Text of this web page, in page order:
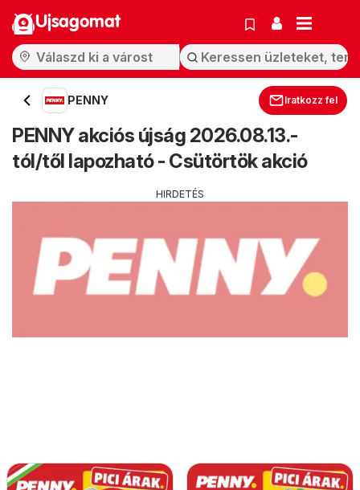
Ujsagomat
PENNY Iratkozz fel
PENNY akciós újság 2026.08.13.-
tól/től lapozható - Csütörtök akció
HIRDETÉS